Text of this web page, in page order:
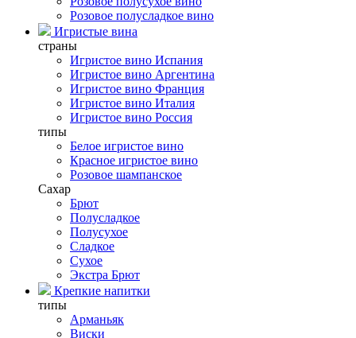
Розовое полусладкое вино
Игристые вина
страны
Игристое вино Испания
Игристое вино Аргентина
Игристое вино Франция
Игристое вино Италия
Игристое вино Россия
типы
Белое игристое вино
Красное игристое вино
Розовое шампанское
Сахар
Брют
Полусладкое
Полусухое
Сладкое
Сухое
Экстра Брют
Крепкие напитки
типы
Арманьяк
Виски